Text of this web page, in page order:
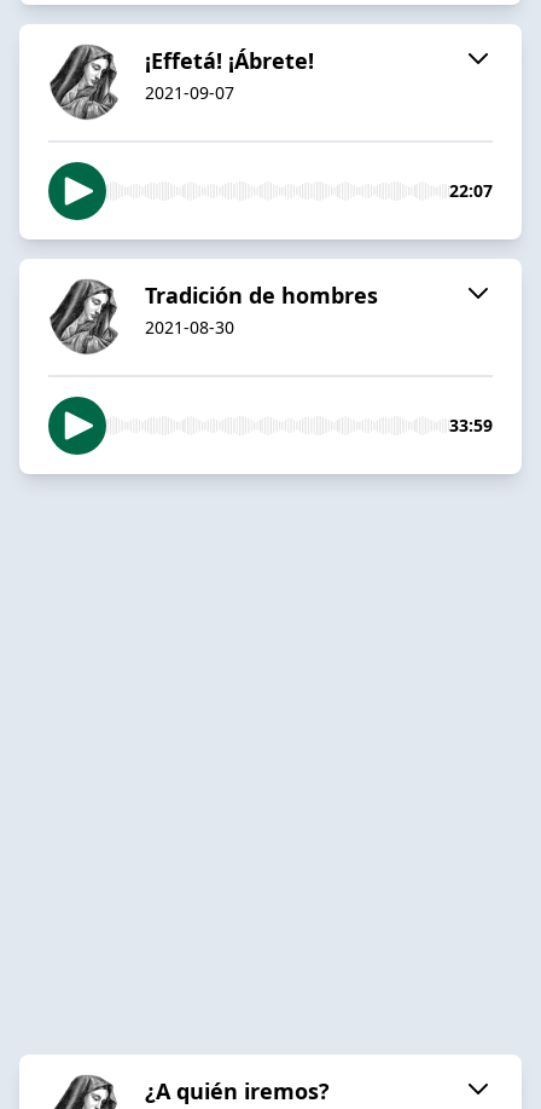
¡Effetá! ¡Ábrete!
2021-09-07
22:07
Tradición de hombres
2021-08-30
33:59
¿A quién iremos?